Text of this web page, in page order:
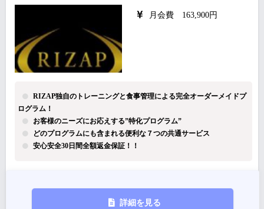
月会費 163,900円
RIZAP独自のトレーニングと食事管理による完全オーダーメイドプ
ログラム！
お客様のニーズにお応えする”特化プログラム”
どのプログラムにも含まれる便利な７つの共通サービス
安心安全30日間全額返金保証！！
詳細を見る